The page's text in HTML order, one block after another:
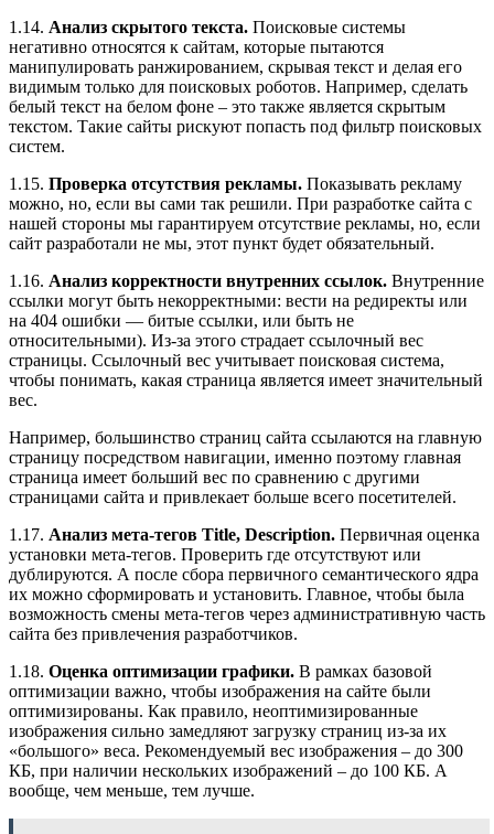
1.14. Анализ скрытого текста. Поисковые системы
негативно относятся к сайтам, которые пытаются
манипулировать ранжированием, скрывая текст и делая его
видимым только для поисковых роботов. Например, сделать
белый текст на белом фоне – это также является скрытым
текстом. Такие сайты рискуют попасть под фильтр поисковых
систем.
1.15. Проверка отсутствия рекламы. Показывать рекламу
можно, но, если вы сами так решили. При разработке сайта с
нашей стороны мы гарантируем отсутствие рекламы, но, если
сайт разработали не мы, этот пункт будет обязательный.
1.16. Анализ корректности внутренних ссылок. Внутренние
ссылки могут быть некорректными: вести на редиректы или
на 404 ошибки — битые ссылки, или быть не
относительными). Из-за этого страдает ссылочный вес
страницы. Ссылочный вес учитывает поисковая система,
чтобы понимать, какая страница является имеет значительный
вес.
Например, большинство страниц сайта ссылаются на главную
страницу посредством навигации, именно поэтому главная
страница имеет больший вес по сравнению с другими
страницами сайта и привлекает больше всего посетителей.
1.17. Анализ мета-тегов Title, Description. Первичная оценка
установки мета-тегов. Проверить где отсутствуют или
дублируются. А после сбора первичного семантического ядра
их можно сформировать и установить. Главное, чтобы была
возможность смены мета-тегов через административную часть
сайта без привлечения разработчиков.
1.18. Оценка оптимизации графики. В рамках базовой
оптимизации важно, чтобы изображения на сайте были
оптимизированы. Как правило, неоптимизированные
изображения сильно замедляют загрузку страниц из-за их
«большого» веса. Рекомендуемый вес изображения – до 300
КБ, при наличии нескольких изображений – до 100 КБ. А
вообще, чем меньше, тем лучше.